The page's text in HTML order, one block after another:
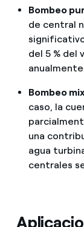
Bombeo
de central
del 5 % del
Bombeo
caso, la
una
agua
centrales